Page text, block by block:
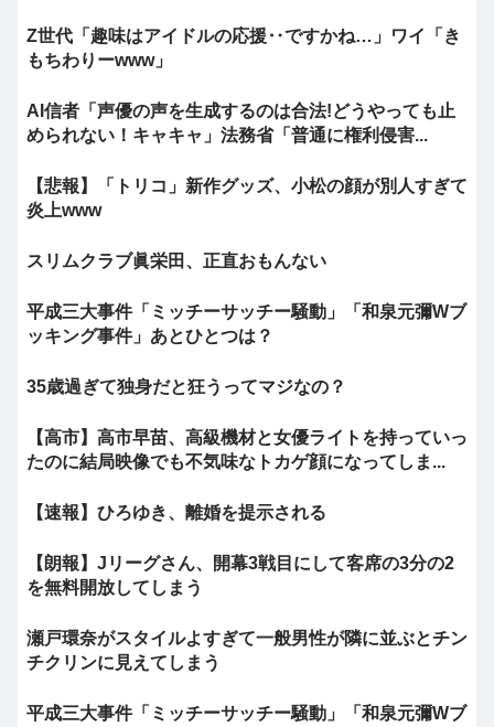
Z世代「趣味はアイドルの応援‥ですかね…」ワイ「き
もちわりーwww」
AI信者「声優の声を生成するのは合法!どうやっても止
められない！キャキャ」法務省「普通に権利侵害...
【悲報】「トリコ」新作グッズ、小松の顔が別人すぎて
炎上www
スリムクラブ眞栄田、正直おもんない
平成三大事件「ミッチーサッチー騒動」「和泉元彌Wブ
ッキング事件」あとひとつは？
35歳過ぎて独身だと狂うってマジなの？
【高市】高市早苗、高級機材と女優ライトを持っていっ
たのに結局映像でも不気味なトカゲ顔になってしま...
【速報】ひろゆき、離婚を提示される
【朗報】Jリーグさん、開幕3戦目にして客席の3分の2
を無料開放してしまう
瀬戸環奈がスタイルよすぎて一般男性が隣に並ぶとチン
チクリンに見えてしまう
平成三大事件「ミッチーサッチー騒動」「和泉元彌Wブ